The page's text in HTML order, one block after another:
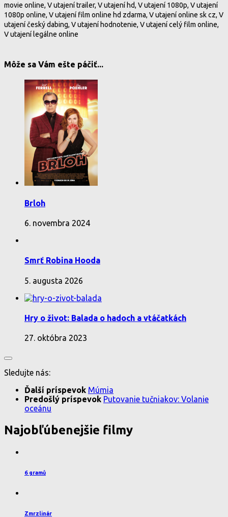
movie online, V utajení trailer, V utajení hd, V utajení 1080p, V utajení
1080p online, V utajení film online hd zdarma, V utajení online sk cz, V
utajení český dabing, V utajení hodnotenie, V utajení celý film online,
V utajení legálne online
Môže sa Vám ešte páčiť...
Brloh
6. novembra 2024
Smrť Robina Hooda
5. augusta 2026
Hry o život: Balada o hadoch a vtáčatkách
27. októbra 2023
Sledujte nás:
Ďalší príspevok Múmia
Predošlý príspevok Putovanie tučniakov: Volanie
oceánu
Najobľúbenejšie filmy
6 gramů
Zmrzlinár